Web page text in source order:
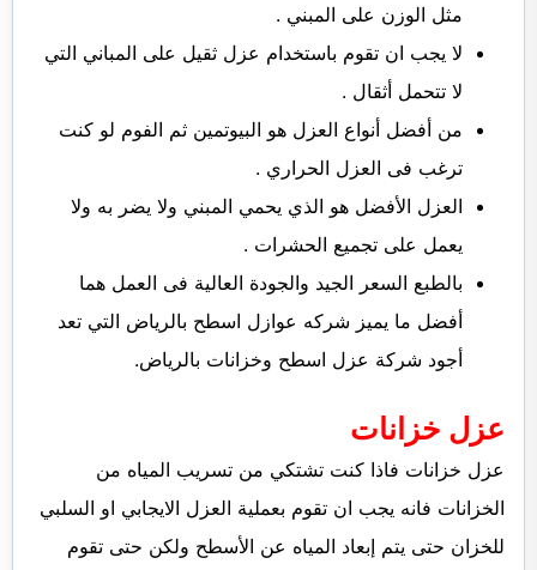
مثل الوزن على المبني .
لا يجب ان تقوم باستخدام عزل ثقيل على المباني التي
لا تتحمل أثقال .
من أفضل أنواع العزل هو البيوتمين ثم الفوم لو كنت
ترغب فى العزل الحراري .
العزل الأفضل هو الذي يحمي المبني ولا يضر به ولا
يعمل على تجميع الحشرات .
بالطبع السعر الجيد والجودة العالية فى العمل هما
أفضل ما يميز شركه عوازل اسطح بالرياض التي تعد
أجود شركة عزل اسطح وخزانات بالرياض.
عزل خزانات
عزل خزانات فاذا كنت تشتكي من تسريب المياه من
الخزانات فانه يجب ان تقوم بعملية العزل الايجابي او السلبي
للخزان حتى يتم إبعاد المياه عن الأسطح ولكن حتى تقوم